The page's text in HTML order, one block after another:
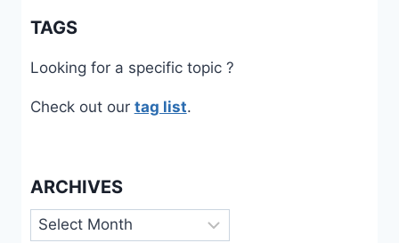
TAGS
Looking for a specific topic ?
Check out our tag list.
ARCHIVES
Archives